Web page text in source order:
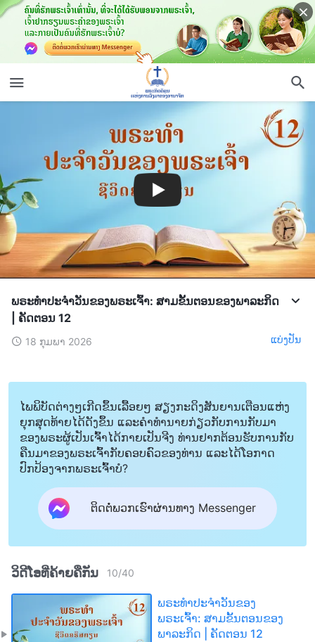
ພຣະທຳປະຈຳວັນຂອງພຣະເຈົ້າ: ສາມຂັ້ນຕອນຂອງພາລະກິດ
| ຄັດຕອນ 12
18 ກຸມພາ 2026 ແບ່ງປັນ
ໄພພິບັດຕ່າງໆເກີດຂຶ້ນເລື້ອຍໆ ສຽງກະດິງສັນຍານເຕືອນແຫ່ງ
ຍຸກສຸດທ້າຍໄດ້ດັງຂຶ້ນ ແລະຄໍາທໍານາຍກ່ຽວກັບການກັບມາ
ຂອງພຣະຜູ້ເປັນເຈົ້າໄດ້ກາຍເປັນຈີງ ທ່ານຢາກຕ້ອນຮັບການກັບ
ຄືນມາຂອງພຣະເຈົ້າກັບຄອບຄົວຂອງທ່ານ ແລະໄດ້ໂອກາດ
ປົກປ້ອງຈາກພຣະເຈົ້າບໍ?
ຕິດຕໍ່ພວກເຮົາຜ່ານທາງ Messenger
ວິດີໂອທີ່ຄ້າຍຄືກັນ 10/40
ພຣະທຳປະຈຳວັນຂອງ
ພຣະເຈົ້າ: ສາມຂັ້ນຕອນຂອງ
ພາລະກິດ | ຄັດຕອນ 12